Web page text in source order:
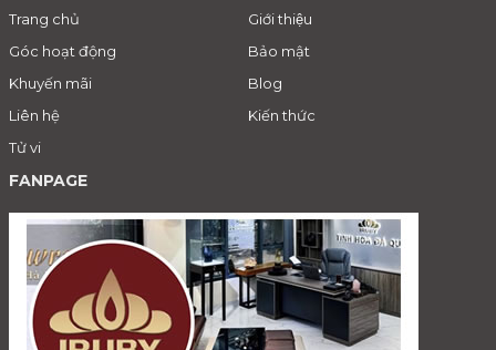
Trang chủ
Giới thiệu
Góc hoạt động
Bảo mật
Khuyến mãi
Blog
Liên hệ
Kiến thức
Tử vi
FANPAGE